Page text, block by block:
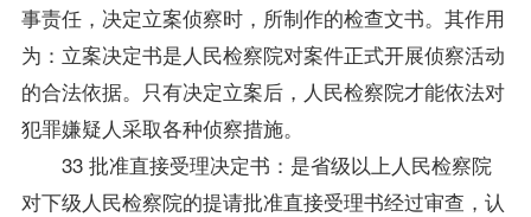
事责任，决定立案侦察时，所制作的检查文书。其作用
为：立案决定书是人民检察院对案件正式开展侦察活动
的合法依据。只有决定立案后，人民检察院才能依法对
犯罪嫌疑人采取各种侦察措施。
33 批准直接受理决定书：是省级以上人民检察院
对下级人民检察院的提请批准直接受理书经过审查，认